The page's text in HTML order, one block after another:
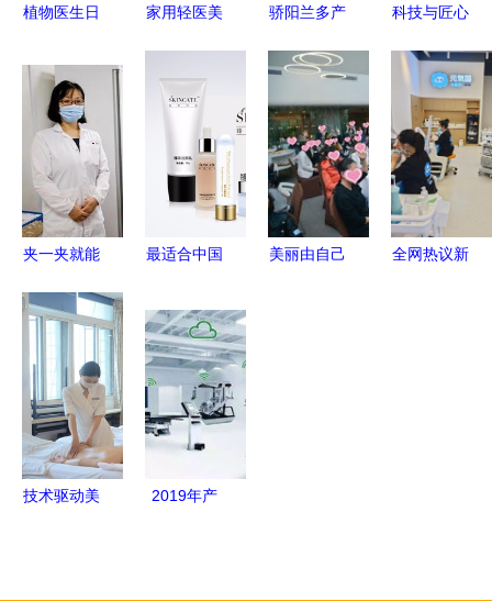
植物医生日
落成 振兴
国货，从研
发开始
家用轻医美
gbeuben高
加斯 直击
传统护肤与
医美痛点，
成为你专业
贴心的家
骄阳兰多产
程跟踪服务
与美容技术
研发的双重
护航
科技与匠心
容技术研发
领域的创新
之路
夹一夹就能
南洋理工大
容技术真的
能用……还
安全？
最适合中国
肤产品好用
排行榜 基
于现代美容
技术研发的
深度解析
美丽由自己
全网热议新
技术驱动美
2019年产